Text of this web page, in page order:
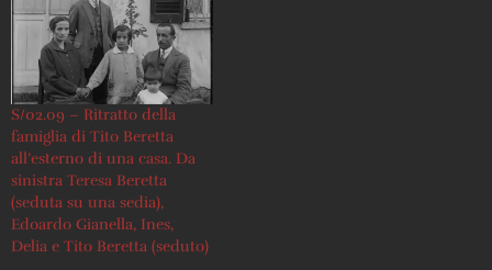
S/02.09 – Ritratto della
famiglia di Tito Beretta
all’esterno di una casa. Da
sinistra Teresa Beretta
(seduta su una sedia),
Edoardo Gianella, Ines,
Delia e Tito Beretta (seduto)